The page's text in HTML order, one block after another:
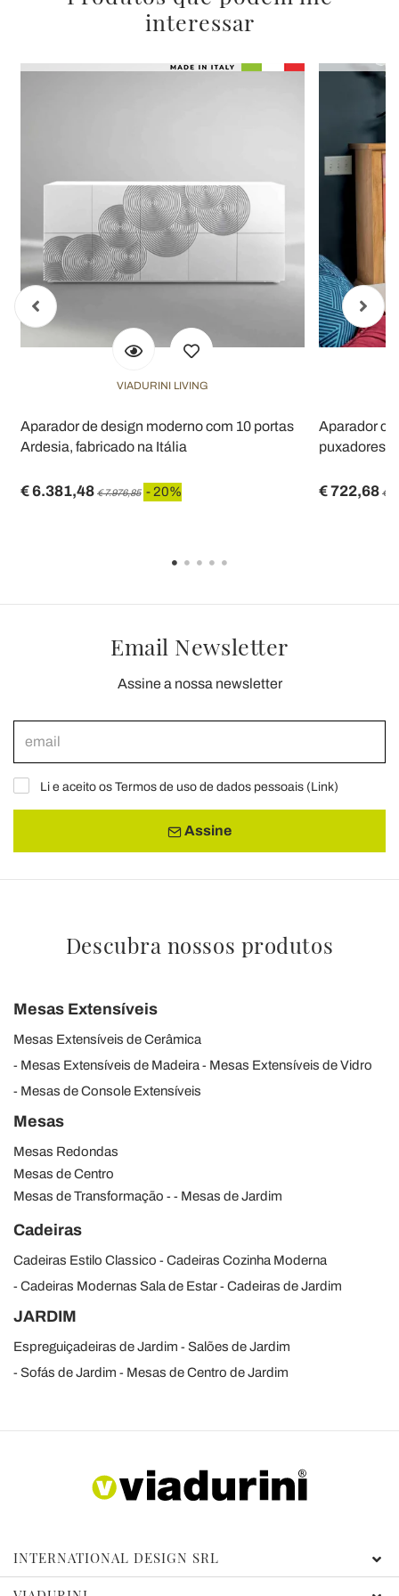
interessar
VIADURINI LIVING
Aparador de design moderno com 10 portas
Ardesia, fabricado na Itália
€ 6.381,48 € 7.976,85 - 20%
Aparador
puxadores
€ 722,68 €
Email Newsletter
Assine a nossa newsletter
Li e aceito os Termos de uso de dados pessoais (Link)
Assine
Descubra nossos produtos
Mesas Extensíveis
Mesas Extensíveis de Cerâmica
Mesas Extensíveis de Madeira
Mesas Extensíveis de Vidro
Mesas de Console Extensíveis
Mesas
Mesas Redondas
Mesas de Centro
Mesas de Transformação
Mesas de Jardim
Cadeiras
Cadeiras Estilo Classico
Cadeiras Cozinha Moderna
Cadeiras Modernas Sala de Estar
Cadeiras de Jardim
JARDIM
Espreguiçadeiras de Jardim
Salões de Jardim
Sofás de Jardim
Mesas de Centro de Jardim
INTERNATIONAL DESIGN SRL